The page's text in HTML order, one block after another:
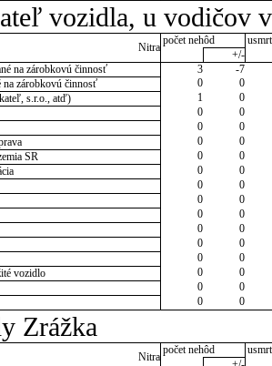
vozidla, u vodičov
Nitra
počet nehôd
+/-
na zárobkovú činnosť
3
-7
zárobkovú činnosť
0
0
s.r.o., atď)
1
0
0
0
0
0
0
0
SR
0
0
0
0
0
0
0
0
0
0
0
0
0
0
0
0
vozidlo
0
0
0
0
0 0
Zrážka
Nitra
počet nehôd